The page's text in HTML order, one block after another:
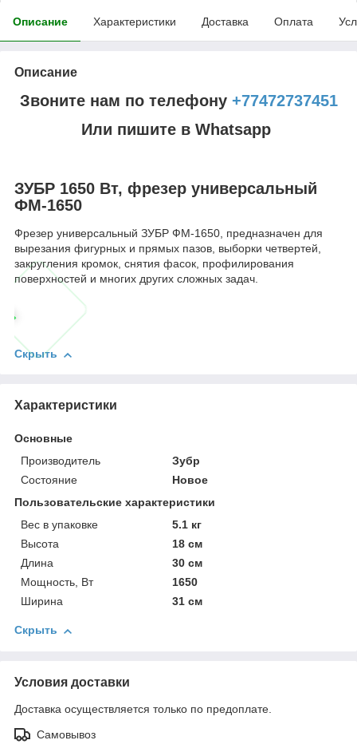
Описание Характеристики Доставка Оплата
Описание
Звоните нам по телефону +77472737451
Или пишите в Whatsapp
ЗУБР 1650 Вт, фрезер универсальный
ФМ-1650
Фрезер универсальный ЗУБР ФМ-1650, предназначен для
вырезания фигурных и прямых пазов, выборки четвертей,
закругления кромок, снятия фасок, профилирования
поверхностей и многих других сложных задач.
Скрыть
Характеристики
Основные
Производитель
Зубр
Состояние
Новое
Пользовательские характеристики
Вес в упаковке
5.1 кг
Высота
18 см
Длина
30 см
Мощность, Вт
1650
Ширина
31 см
Скрыть
Условия доставки
Доставка осуществляется только по предоплате.
Самовывоз